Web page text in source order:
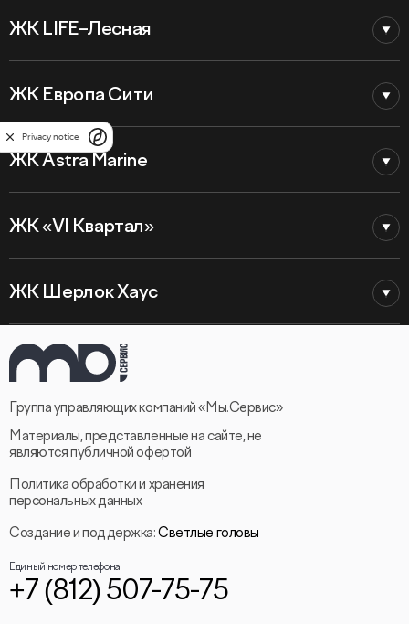
ЖК LIFE–Лесная
ЖК Европа Сити
ЖК Astra Marine
ЖК «VI Квартал»
ЖК Шерлок Хаус
Группа управляющих компаний «Мы.Сервис»
Материалы, представленные на сайте, не
являются публичной офертой
Политика обработки и хранения
персональных данных
Создание и поддержка:Светлые головы
Единый номер телефона
+7 (812) 507-75-75
Privacy notice